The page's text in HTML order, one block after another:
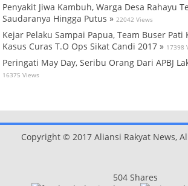
Penyakit Jiwa Kambuh, Warga Desa Rahayu
Saudaranya Hingga Putus » 22042 Views
Kejar Pelaku Sampai Papua, Team Buser Pati
Kasus Curas T.O Ops Sikat Candi 2017 » 17398
Peringati May Day, Seribu Orang Dari APBJ
16375 Views
Copyright © 2017 Aliansi Rakyat News,
504 Shares